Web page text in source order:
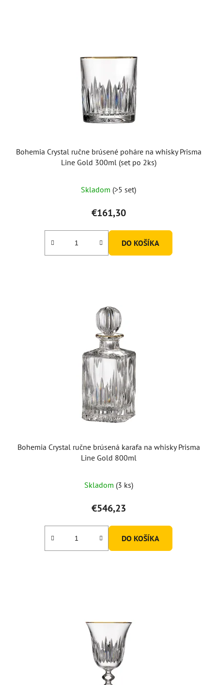
Bohemia Crystal ručne brúsené poháre na whisky Prisma
Line Gold 300ml (set po 2ks)
Skladom (>5 set)
€161,30
DO KOŠÍKA
Bohemia Crystal ručne brúsená karafa na whisky Prisma
Line Gold 800ml
Skladom (3 ks)
€546,23
DO KOŠÍKA